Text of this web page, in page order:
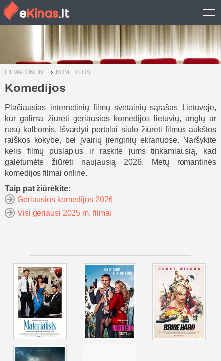
FILMAI ONLINE KOMEDIJOS
Komedijos
Plačiausias internetinių filmų svetainių sąrašas Lietuvoje,
kur galima žiūrėti geriausios komedijos lietuvių, anglų ar
rusų kalbomis. Išvardyti portalai siūlo žiūrėti filmus aukštos
raiškos kokybe, bei įvairių įrenginių ekranuose. Naršykite
kelis filmų puslapius ir raskite jums tinkamiausią, kad
galėtumėte žiūrėti naujausią 2026. Metų romantinės
komedijos filmai online.
Taip pat žiūrėkite:
Geriausios komedijos 2026
Visi geriausi 2025 m. filmai